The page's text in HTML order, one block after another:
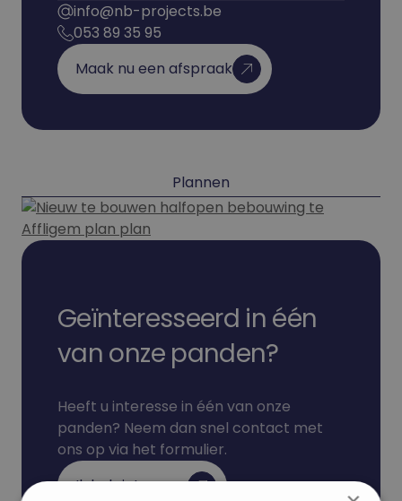
info@nb-projects.be
053 89 35 95
Maak nu een afspraak
Plannen
Geïnteresseerd in één
van onze panden?
Heeft u interesse in één van onze
panden? Neem dan snel contact met
ons op via het formulier.
Ik heb interesse